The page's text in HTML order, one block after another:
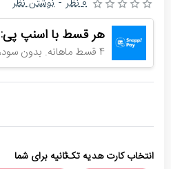
هر قسط با اسنپ پی:
4 قسط ماهانه. بدون سود، چک و ضامن.
0 نظر - نوشتن نظر
انتخاب کارت هدیه تک‌ثانیه برای شما